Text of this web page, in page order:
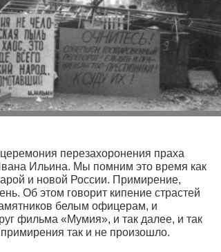
перезахоронения праха
Ильина. Мы помним это время как
и новой России. Примирение,
Об этом говорит кипение страстей
белым офицерам, и
фильма «Мумия», и так далее, и так
так и не произошло.